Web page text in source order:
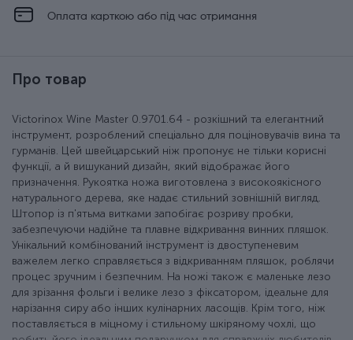
Оплата карткою або під час отримання
Про товар
Victorinox Wine Master 0.9701.64 - розкішний та елегантний
інструмент, розроблений спеціально для поціновувачів вина та
гурманів. Цей швейцарський ніж пропонує не тільки корисні
функції, а й вишуканий дизайн, який відображає його
призначення. Рукоятка ножа виготовлена з високоякісного
натурального дерева, яке надає стильний зовнішній вигляд.
Штопор із п'ятьма витками запобігає розриву пробки,
забезпечуючи надійне та плавне відкривання винних пляшок.
Унікальний комбінований інструмент із двоступеневим
важелем легко справляється з відкриванням пляшок, роблячи
процес зручним і безпечним. На ножі також є маленьке лезо
для зрізання фольги і велике лезо з фіксатором, ідеальне для
нарізання сиру або інших кулінарних ласощів. Крім того, ніж
поставляється в міцному і стильному шкіряному чохлі, що